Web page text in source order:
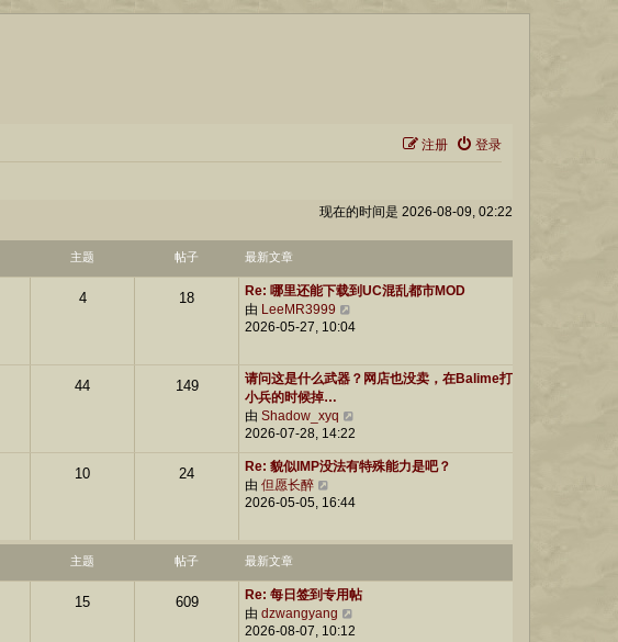
登录
注册
现在的时间是 2026-08-09, 02:22
主题 帖子 最新文章
4 18
Re: 哪里还能下载到UC混乱都市MOD
由 LeeMR3999
看
帖
2026-05-27, 10:04
44 149
请问这是什么武器？网店也没卖，在Balime打
小兵的时候掉…
由 Shadow_xyq
新
子
2026-07-28, 14:22
10 24
Re: 貌似IMP没法有特殊能力是吧？
由 但愿长醉
看
新
子
2026-05-05, 16:44
主题 帖子 最新文章
15 609
Re: 每日签到专用帖
由 dzwangyang
看
2026-08-07, 10:12